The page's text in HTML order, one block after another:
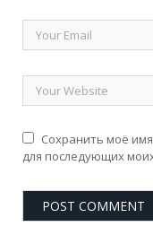
Сохранить моё
для последующих